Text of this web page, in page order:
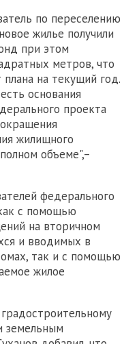
по переселению
жилье получили
при этом
метров, что
на текущий год.
основания
проекта
жилищного
объеме",–
федерального
с помощью
на вторичном
и вводимых в
так и с помощью
жилое
земельным